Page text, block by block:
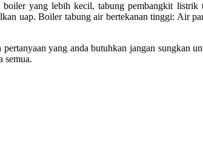
yang lebih kecil, tabung pembangkit listrik
uap. Boiler tabung air bertekanan tinggi: Air
yang anda butuhkan jangan sungkan
semua.